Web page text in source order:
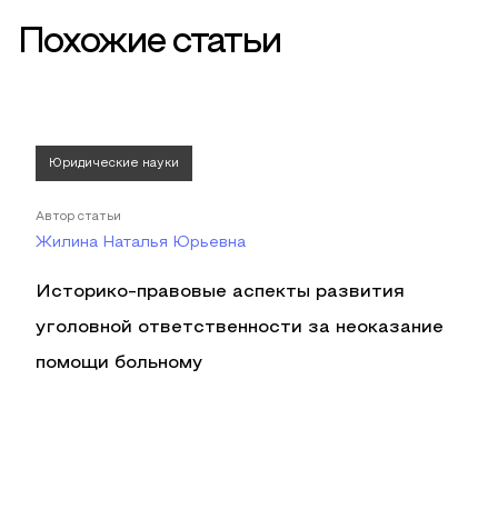
Похожие статьи
Юридические науки
Автор статьи
Жилина Наталья Юрьевна
Историко-правовые аспекты развития
уголовной ответственности за неоказание
помощи больному